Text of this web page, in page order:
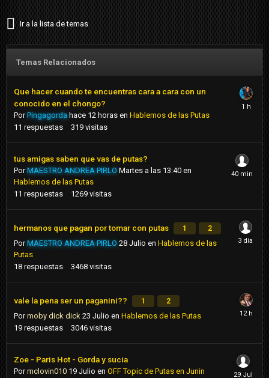
Ir a la lista de temas
Temas Relacionados
Que hacer cuando te encuentras cara a cara con un
conocido en el chongo?
PorPingagorda hace 12 horas en Hablemos de las Putas
11 respuestas 319 visitas
tus amigas saben que vas de putas?
PorMAESTRO ANDREA PIRLO Martes a las 13:40 en
Hablemos de las Putas
11 respuestas 1269 visitas
hermanos que pagan por tomar con putas 1 2
PorMAESTRO ANDREA PIRLO 28 Julio en Hablemos de las
Putas
18 respuestas 3468 visitas
vale la pena ser un paganini?? 1 2
Pormoby dick dick 23 Julio en Hablemos de las Putas
19 respuestas 3046 visitas
Zoe - Paris Hot - Gorda y sucia
Pormclovin010 19 Julio en OFF Topic de Putas en Junin